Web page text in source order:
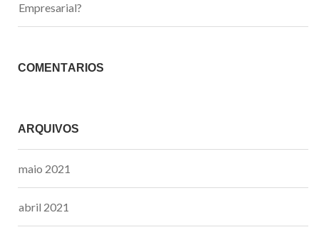
Empresarial?
COMENTÁRIOS
ARQUIVOS
maio 2021
abril 2021